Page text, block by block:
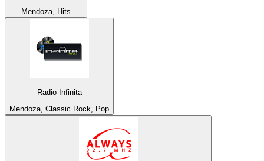
Mendoza, Hits
Radio Infinita
Mendoza, Classic Rock, Pop